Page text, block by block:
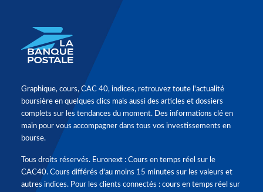
Graphique, cours, CAC 40, indices, retrouvez toute l'actualité
boursière en quelques clics mais aussi des articles et dossiers
complets sur les tendances du moment. Des informations clé en
main pour vous accompagner dans tous vos investissements en
bourse.
Tous droits réservés. Euronext : Cours en temps réel sur le
CAC40. Cours différés d'au moins 15 minutes sur les valeurs et
autres indices. Pour les clients connectés : cours en temps réel sur